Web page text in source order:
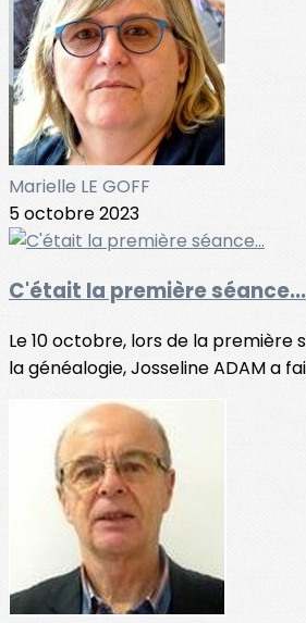
Marielle LE GOFF
5 octobre 2023
C'était la première séance...
Le 10 octobre, lors de la première
la généalogie, Josseline ADAM a